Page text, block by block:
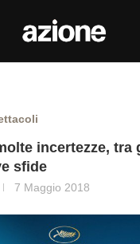
incertezze, tra
sfide
7 Maggio 2018